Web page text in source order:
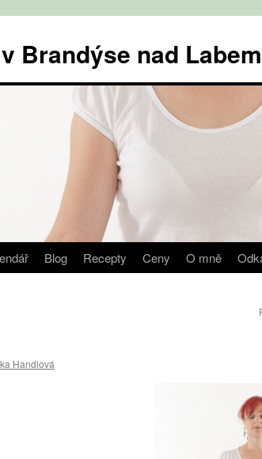
Brandýse nad Labem
Blog Recepty Ceny O mně
Handlová